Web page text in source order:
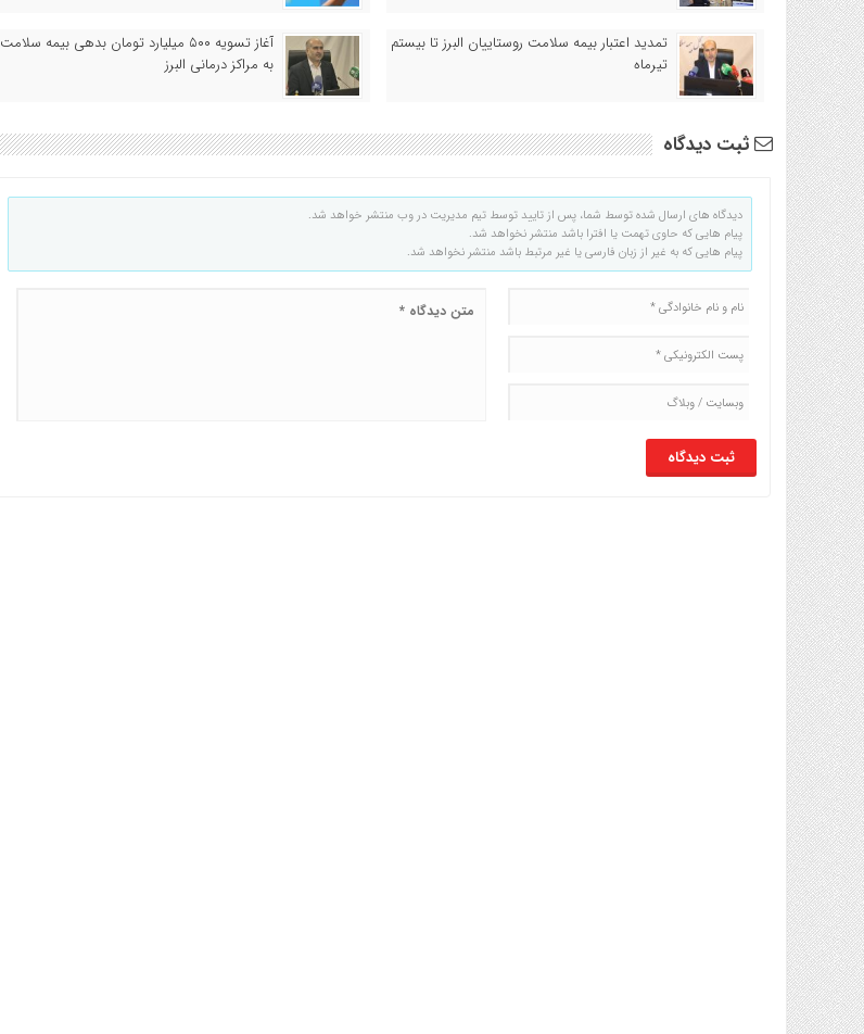
تمدید اعتبار بیمه سلامت روستاییان البرز تا بیستم
تیرماه
آغاز تسویه ۵۰۰ میلیارد تومان بدهی بیمه سلامت
به مراکز درمانی البرز
ثبت دیدگاه
دیدگاه های ارسال شده توسط شما، پس از تایید توسط تیم مدیریت در وب منتشر خواهد شد.
پیام هایی که حاوی تهمت یا افترا باشد منتشر نخواهد شد.
پیام هایی که به غیر از زبان فارسی یا غیر مرتبط باشد منتشر نخواهد شد.